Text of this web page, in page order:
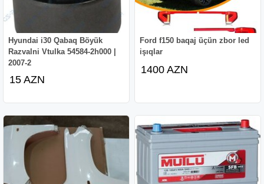
Hyundai i30 Qabaq Böyük
Razvalni Vtulka 54584-2h000 |
2007-2
15 AZN
Ford f150 baqaj üçün zbor led
işıqlar
1400 AZN